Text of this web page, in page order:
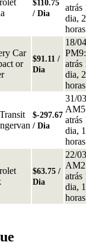
$110.75
/ Dia
atrás
dia, 2
horas
Car
or
$91.11 /
Dia
18/
atrás
dia,
horas
$-297.67
/ Dia
31/
atrás
dia,
horas
$63.75 /
Dia
22/
atrás
dia,
horas